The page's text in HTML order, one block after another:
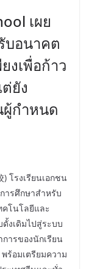
เผย
บอนาคต
งเพื่อก้าว
ยัง
ผู้กำหนด
) โรงเรียนเอกชน
ารศึกษาสำหรับ
คโนโลยีและ
งเดิมไปสู่ระบบ
ารของนักเรียน
ร้อมเตรียมความ